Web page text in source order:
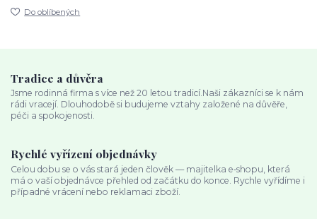
Do oblíbených
Tradice a důvěra
Jsme rodinná firma s více než 20 letou tradicí.Naši zákazníci se k nám
rádi vracejí. Dlouhodobě si budujeme vztahy založené na důvěře,
péči a spokojenosti.
Rychlé vyřízení objednávky
Celou dobu se o vás stará jeden člověk — majitelka e‑shopu, která
má o vaší objednávce přehled od začátku do konce. Rychle vyřídíme i
případné vrácení nebo reklamaci zboží.